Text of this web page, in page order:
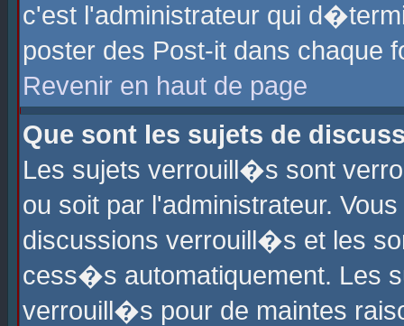
c'est l'administrateur qui
poster des Post-it dans chaque
Revenir en haut de page
Que sont les sujets de
Les sujets verrouill�s sont
ou soit par l'administrateur.
discussions verrouill�s et les
cess�s automatiquement. Les
verrouill�s pour de maintes